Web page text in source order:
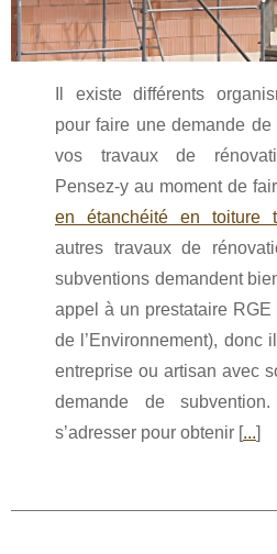
Il existe différents
pour faire une demande
vos travaux de
Pensez-y au moment de
en étanchéité en toiture
autres travaux de
subventions demandent
appel à un prestataire
de l’Environnement), donc
entreprise ou artisan avec
demande de
s’adresser pour obtenir [...]